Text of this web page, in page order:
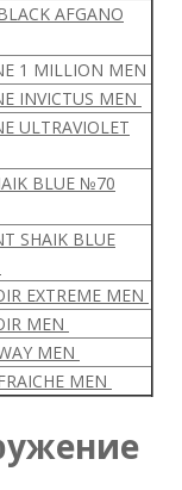
AFGANO
1 MILLION MEN
INVICTUS MEN
ULTRAVIOLET
BLUE №70
SHAIK BLUE
EXTREME MEN
MEN
MEN
MEN